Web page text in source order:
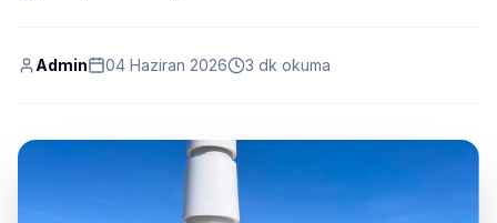
Admin 04 Haziran 2026 3 dk okuma